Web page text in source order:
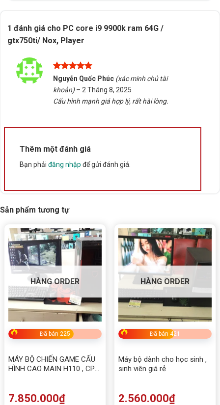
1 đánh giá cho PC core i9 9900k ram 64G /
gtx750ti/ Nox, Player
Được xếp
hạng
5
5
sao
Nguyễn Quốc Phúc (xác minh chủ tài
khoản) – 2 Tháng 8, 2025
Cấu hình mạnh giá hợp lý, rất hài lòng.
Thêm một đánh giá
Bạn phải đăng nhập để gửi đánh giá.
Sản phẩm tương tự
HÀNG ORDER
Đã bán 225
MÁY BỘ CHIẾN GAME CẤU
HÌNH CAO MAIN H110 , CPU
7.850.000₫
HÀNG ORDER
Đã bán 421
Máy bộ dành cho học sinh ,
sinh viên giá rẻ
2.560.000₫